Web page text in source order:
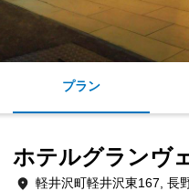
プラン
ホテルグランヴ
軽井沢町軽井沢東167, 長